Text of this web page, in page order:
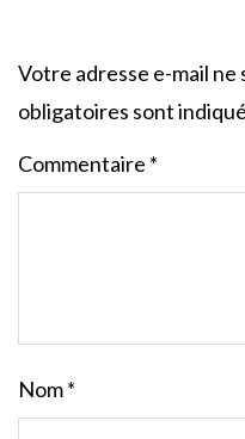
Votre adresse e-mail ne
obligatoires sont
Commentaire *
Nom*